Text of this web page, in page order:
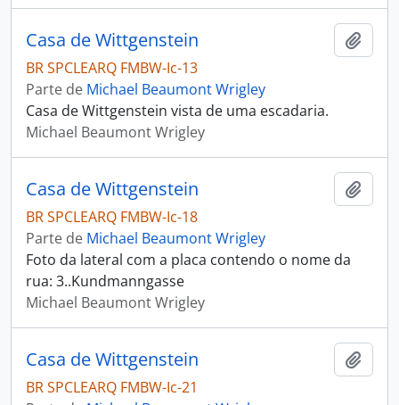
Casa de Wittgenstein
BR SPCLEARQ FMBW-Ic-13
Parte de Michael Beaumont Wrigley
Casa de Wittgenstein vista de uma escadaria.
Michael Beaumont Wrigley
Casa de Wittgenstein
BR SPCLEARQ FMBW-Ic-18
Parte de Michael Beaumont Wrigley
Foto da lateral com a placa contendo o nome da
rua: 3..Kundmanngasse
Michael Beaumont Wrigley
Casa de Wittgenstein
BR SPCLEARQ FMBW-Ic-21